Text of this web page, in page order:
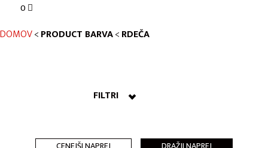
0
DOMOV<PRODUCT BARVA<RDEČA
FILTRI